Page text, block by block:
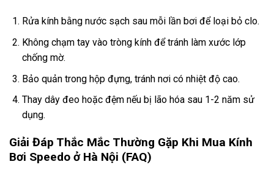
Rửa kính bằng nước sạch sau mỗi lần bơi để loại bỏ clo.
Không chạm tay vào tròng kính để tránh làm xước lớp
chống mờ.
Bảo quản trong hộp đựng, tránh nơi có nhiệt độ cao.
Thay dây đeo hoặc đệm nếu bị lão hóa sau 1-2 năm sử
dụng.
Giải Đáp Thắc Mắc Thường Gặp Khi Mua Kính
Bơi Speedo ở Hà Nội (FAQ)